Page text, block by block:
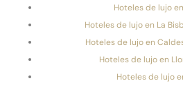
Hoteles de lujo
Hoteles de lujo en La
Hoteles de lujo en
Hoteles de lujo en
Hoteles de lujo